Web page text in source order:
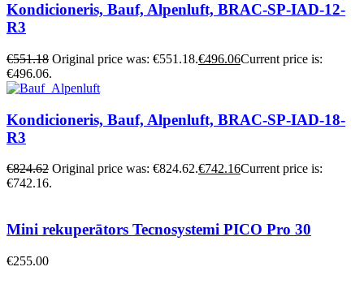
Kondicioneris, Bauf, Alpenluft, BRAC-SP-IAD-12-
R3
€551.18 Original price was: €551.18.€496.06Current price is:
€496.06.
Kondicioneris, Bauf, Alpenluft, BRAC-SP-IAD-18-
R3
€824.62 Original price was: €824.62.€742.16Current price is:
€742.16.
Mini rekuperātors Tecnosystemi PICO Pro 30
€255.00